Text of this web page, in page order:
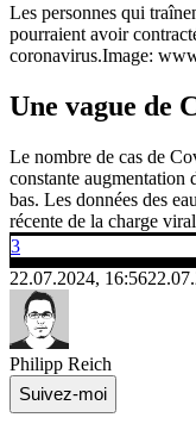
Les personnes qui
pourraient avoir
coronavirus.Image:
Une vague de
Le nombre de cas de
constante augmentation
bas. Les données des
récente de la charge
3
22.07.2024, 16:56
Philipp Reich
Suivez-moi